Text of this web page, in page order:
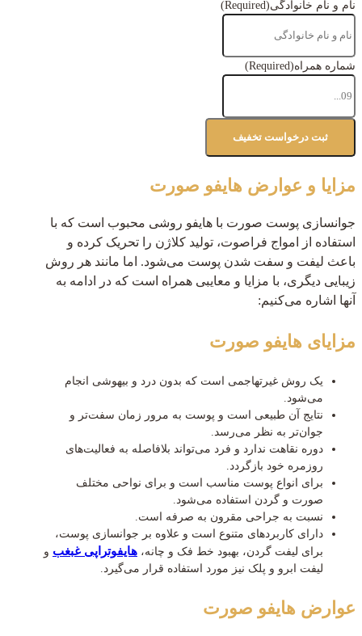
نام و نام خانوادگی(Required)
شماره همراه(Required)
مزایا و عوارض هایفو صورت
جوانسازی پوست صورت با هایفو روشی محبوب است که با
استفاده از امواج فراصوت، تولید کلاژن را تحریک کرده و
باعث لیفت و سفت شدن پوست می‌شود. اما مانند هر روش
زیبایی دیگری، با مزایا و معایبی همراه است که در ادامه به
آنها اشاره می‌کنیم:
مزایای هایفو صورت
یک روش غیرتهاجمی است که بدون درد و بیهوشی انجام
می‌شود.
نتایج آن طبیعی است و پوست به مرور زمان سفت‌تر و
جوان‌تر به نظر می‌رسد.
دوره نقاهت ندارد و فرد می‌تواند بلافاصله به فعالیت‌های
روزمره خود بازگردد.
برای انواع پوست مناسب است و برای نواحی مختلف
صورت و گردن استفاده می‌شود.
نسبت به جراحی مقرون به صرفه است.
دارای کاربردهای متنوع است و علاوه بر جوانسازی پوست،
برای لیفت گردن، بهبود خط فک و چانه، هایفوتراپی غبغب و
لیفت ابرو و پلک نیز مورد استفاده قرار می‌گیرد.
عوارض هایفو صورت